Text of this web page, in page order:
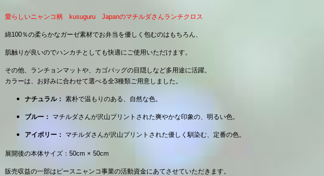
愛らしいニャンコ柄 kusuguru Japanのマチルダさんランチクロス
綿100％の柔らかなガーゼ素材でお弁当を優しく包むのはもちろん、
肌触りが良いのでハンカチとしても快適にご使用いただけます。
その他、ランチョンマットや、カゴバッグの目隠しなど多用途に活躍。
カラーは、お好みに合わせて選べる全3種類ご用意しました。
ナチュラル： 素朴で温もりのある、自然な色。
ブルー： マチルダさんが沢山プリントされた爽やかな印象の、明るい色。
アイボリー： マチルダさんが沢山プリントされた優しく馴染む、定番の色。
展開後の本体サイズ：50cm × 50cm
販売収益の一部はピースニャンコ事業の活動資金にあてさせていただきます。